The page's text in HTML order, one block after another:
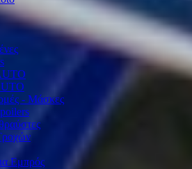
- Μάσκες
Εμπρός